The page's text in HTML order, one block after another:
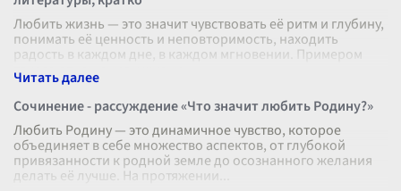
Любить жизнь — это значит чувствовать её ритм и глубину,
понимать её ценность и неповторимость, находить
радость в каждом дне, в каждом мгновении. Примером
такого отношения к жизни
Сочинение - рассуждение «Что значит любить Родину?»
Любить Родину — это динамичное чувство, которое
объединяет в себе множество аспектов, от глубокой
привязанности к родной земле до осознанного желания
делать её лучше. На протяжении